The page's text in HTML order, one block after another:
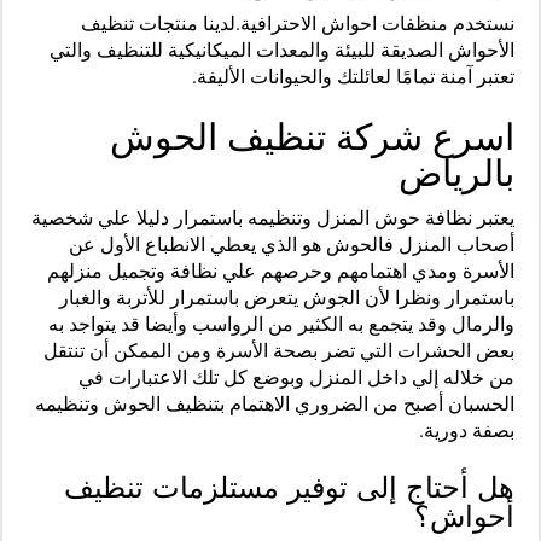
نستخدم منظفات احواش الاحترافية.لدينا منتجات تنظيف
الأحواش الصديقة للبيئة والمعدات الميكانيكية للتنظيف والتي
تعتبر آمنة تمامًا لعائلتك والحيوانات الأليفة.
اسرع شركة تنظيف الحوش
بالرياض
يعتبر نظافة حوش المنزل وتنظيمه باستمرار دليلا علي شخصية
أصحاب المنزل فالحوش هو الذي يعطي الانطباع الأول عن
الأسرة ومدي اهتمامهم وحرصهم علي نظافة وتجميل منزلهم
باستمرار ونظرا لأن الجوش يتعرض باستمرار للأتربة والغبار
والرمال وقد يتجمع به الكثير من الرواسب وأيضا قد يتواجد به
بعض الحشرات التي تضر بصحة الأسرة ومن الممكن أن تنتقل
من خلاله إلي داخل المنزل وبوضع كل تلك الاعتبارات في
الحسبان أصبح من الضروري الاهتمام بتنظيف الحوش وتنظيمه
بصفة دورية.
هل أحتاج إلى توفير مستلزمات تنظيف
أحواش؟